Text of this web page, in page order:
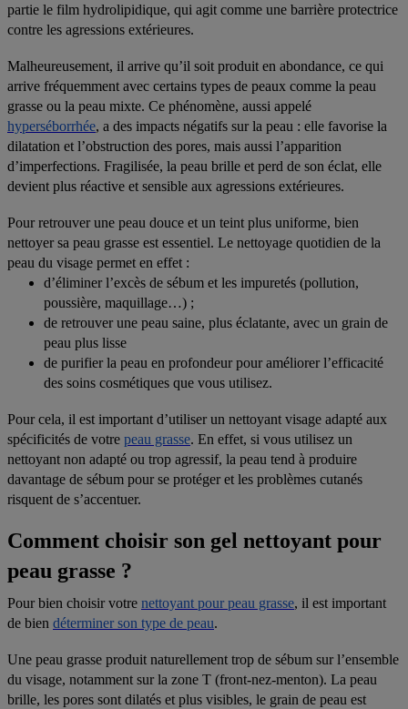
partie le film hydrolipidique, qui agit comme une barrière protectrice
contre les agressions extérieures.
Malheureusement, il arrive qu’il soit produit en abondance, ce qui
arrive fréquemment avec certains types de peaux comme la peau
grasse ou la peau mixte. Ce phénomène, aussi appelé
hyperséborrhée, a des impacts négatifs sur la peau : elle favorise la
dilatation et l’obstruction des pores, mais aussi l’apparition
d’imperfections. Fragilisée, la peau brille et perd de son éclat, elle
devient plus réactive et sensible aux agressions extérieures.
Pour retrouver une peau douce et un teint plus uniforme, bien
nettoyer sa peau grasse est essentiel. Le nettoyage quotidien de la
peau du visage permet en effet :
d’éliminer l’excès de sébum et les impuretés (pollution,
poussière, maquillage…) ;
de retrouver une peau saine, plus éclatante, avec un grain de
peau plus lisse
de purifier la peau en profondeur pour améliorer l’efficacité
des soins cosmétiques que vous utilisez.
Pour cela, il est important d’utiliser un nettoyant visage adapté aux
spécificités de votre peau grasse. En effet, si vous utilisez un
nettoyant non adapté ou trop agressif, la peau tend à produire
davantage de sébum pour se protéger et les problèmes cutanés
risquent de s’accentuer.
Comment choisir son gel nettoyant pour
peau grasse ?
Pour bien choisir votre nettoyant pour peau grasse, il est important
de bien déterminer son type de peau.
Une peau grasse produit naturellement trop de sébum sur l’ensemble
du visage, notamment sur la zone T (front-nez-menton). La peau
brille, les pores sont dilatés et plus visibles, le grain de peau est